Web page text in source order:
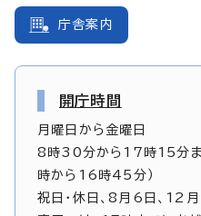
庁舎案内
開庁時間
月曜日から金曜日
8時30分から17時15分ま
時から16時45分）
祝日・休日、8月6日、12